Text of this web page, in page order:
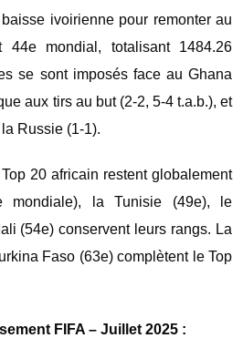
ivoirienne pour remonter au
mondial, totalisant 1484.26
se sont imposés face au Ghana
aux tirs au but (2-2, 5-4 t.a.b.), et
Russie (1-1).
20 africain restent globalement
mondiale), la Tunisie (49e), le
(54e) conservent leurs rangs. La
Faso (63e) complètent le Top
FIFA – Juillet 2025 :